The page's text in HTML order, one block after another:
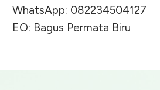
WhatsApp: 082234504127
EO: Bagus Permata Biru